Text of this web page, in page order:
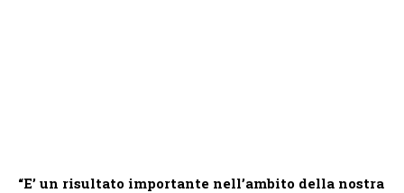
“E’ un risultato importante nell’ambito della nostra